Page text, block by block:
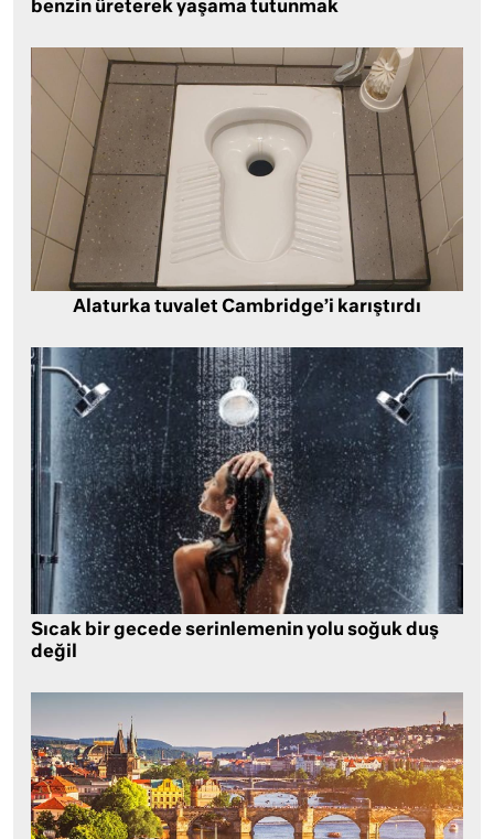
benzin üreterek yaşama tutunmak
Alaturka tuvalet Cambridge’i karıştırdı
Sıcak bir gecede serinlemenin yolu soğuk duş
değil